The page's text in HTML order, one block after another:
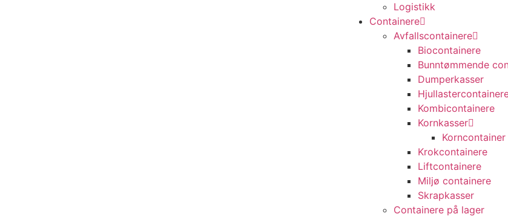
Logistikk
Containere
Avfallscontainere
Biocontainere
Bunntømmende
Dumperkasser
Kombicontainere
Kornkasser
Korncontainer
Krokcontainere
Liftcontainere
Miljø containere
Skrapkasser
Containere på lager